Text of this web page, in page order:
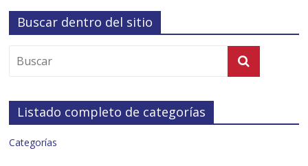
Buscar dentro del sitio
Listado completo de categorías
Categorías